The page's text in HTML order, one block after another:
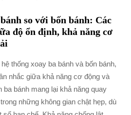
so với bốn bánh: Các
độ ổn định, khả năng cơ
thống xoay ba bánh và bốn bánh,
nhắc giữa khả năng cơ động và
ba bánh mang lại khả năng quay
những không gian chật hẹp, dù